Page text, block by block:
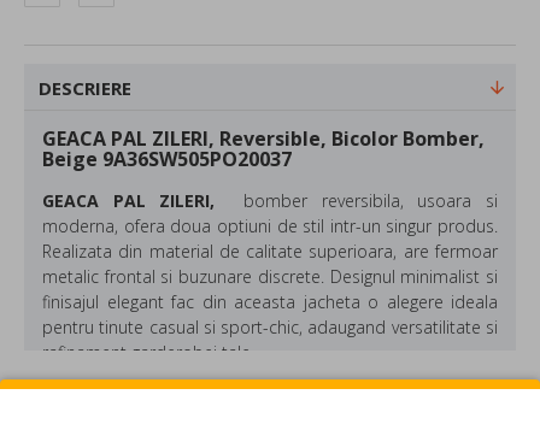
DESCRIERE
GEACA PAL ZILERI, Reversible, Bicolor Bomber,
Beige 9A36SW505PO20037
GEACA PAL ZILERI,
bomber reversibila, usoara si
moderna, ofera doua optiuni de stil intr-un singur produs.
Realizata din material de calitate superioara, are fermoar
metalic frontal si buzunare discrete. Designul minimalist si
finisajul elegant fac din aceasta jacheta o alegere ideala
pentru tinute casual si sport-chic, adaugand versatilitate si
rafinament garderobei tale.
Compozitie: Nylon